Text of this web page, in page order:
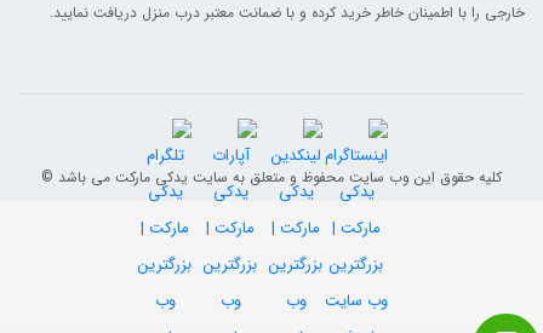
خارجی را با اطمینان خاطر خرید کرده و با ضمانت معتبر درب منزل دریافت نمایید.
© کلیه حقوق این وب سایت محفوظ و متعلق به سایت یدکی مارکت می باشد